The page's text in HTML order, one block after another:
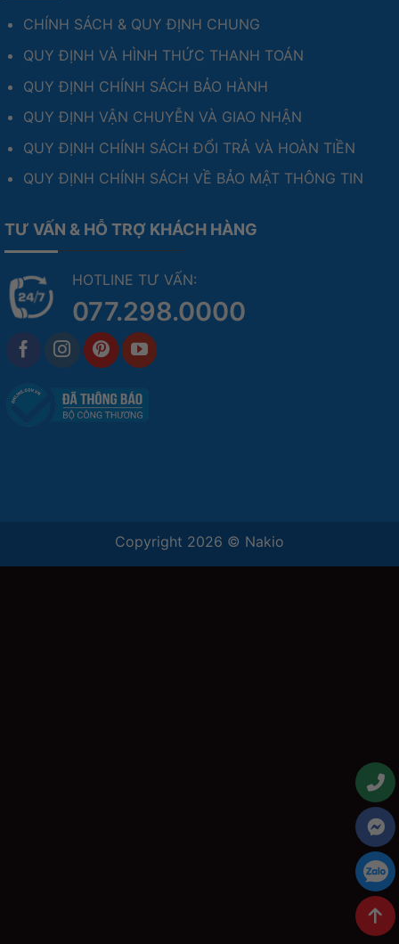
CHÍNH SÁCH & QUY ĐỊNH CHUNG
QUY ĐỊNH VÀ HÌNH THỨC THANH TOÁN
QUY ĐỊNH CHÍNH SÁCH BẢO HÀNH
QUY ĐỊNH VẬN CHUYỄN VÀ GIAO NHẬN
QUY ĐỊNH CHÍNH SÁCH ĐỔI TRẢ VÀ HOÀN TIỀN
QUY ĐỊNH CHÍNH SÁCH VỀ BẢO MẬT THÔNG TIN
TƯ VẤN & HỖ TRỢ KHÁCH HÀNG
HOTLINE TƯ VẤN:
077.298.0000
Copyright 2026 © Nakio